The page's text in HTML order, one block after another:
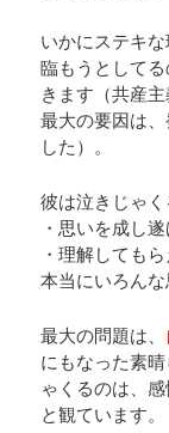
いかにステキ
臨もうとして
きます（共産
最大の要因は
した）。
彼は泣きじゃく
・思いを成し
・理解しても
本当にいろん
最大の問題は、
にもなった素
ゃくるのは、
と観ています。